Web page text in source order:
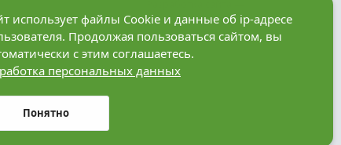
в
компания «Факт»
использует файлы Cookie и данные об ip-адресе
Продолжая пользоваться сайтом, вы
с этим соглашаетесь.
персональных данных
Понятно